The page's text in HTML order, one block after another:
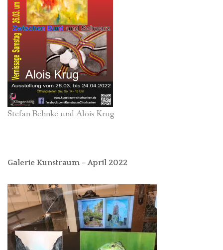
Stefan Behnke und Alois Krug
Galerie Kunstraum – April 2022